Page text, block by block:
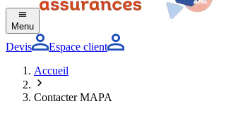
Menu
Devis
Espace client
Accueil
Contacter MAPA